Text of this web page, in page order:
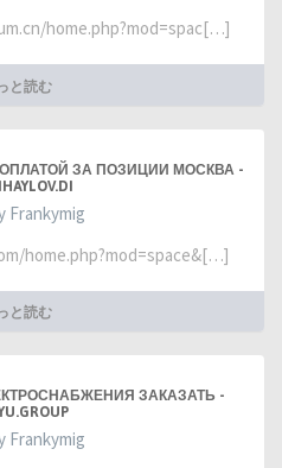
home.php?mod=spac[…]
と読む
ЗА ПОЗИЦИИ МОСКВА -
Frankymig
home.php?mod=space&[…]
と読む
ЗАКАЗАТЬ -
Frankymig